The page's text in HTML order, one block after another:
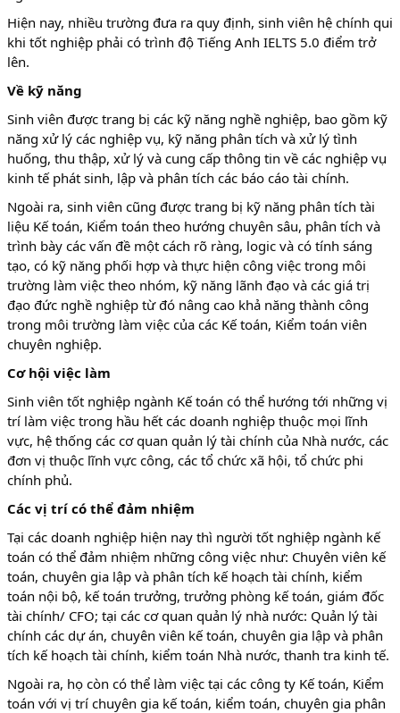
Hiện nay, nhiều trường đưa ra quy định, sinh viên hệ chính qui
khi tốt nghiệp phải có trình độ Tiếng Anh IELTS 5.0 điểm trở
lên.
Về kỹ năng
Sinh viên được trang bị các kỹ năng nghề nghiệp, bao gồm kỹ
năng xử lý các nghiệp vụ, kỹ năng phân tích và xử lý tình
huống, thu thập, xử lý và cung cấp thông tin về các nghiệp vụ
kinh tế phát sinh, lập và phân tích các báo cáo tài chính.
Ngoài ra, sinh viên cũng được trang bị kỹ năng phân tích tài
liệu Kế toán, Kiểm toán theo hướng chuyên sâu, phân tích và
trình bày các vấn đề một cách rõ ràng, logic và có tính sáng
tạo, có kỹ năng phối hợp và thực hiện công việc trong môi
trường làm việc theo nhóm, kỹ năng lãnh đạo và các giá trị
đạo đức nghề nghiệp từ đó nâng cao khả năng thành công
trong môi trường làm việc của các Kế toán, Kiểm toán viên
chuyên nghiệp.
Cơ hội việc làm
Sinh viên tốt nghiệp ngành Kế toán có thể hướng tới những vị
trí làm việc trong hầu hết các doanh nghiệp thuộc mọi lĩnh
vực, hệ thống các cơ quan quản lý tài chính của Nhà nước, các
đơn vị thuộc lĩnh vực công, các tổ chức xã hội, tổ chức phi
chính phủ.
Các vị trí có thể đảm nhiệm
Tại các doanh nghiệp hiện nay thì người tốt nghiệp ngành kế
toán có thể đảm nhiệm những công việc như: Chuyên viên kế
toán, chuyên gia lập và phân tích kế hoạch tài chính, kiểm
toán nội bộ, kế toán trưởng, trưởng phòng kế toán, giám đốc
tài chính/ CFO; tại các cơ quan quản lý nhà nước: Quản lý tài
chính các dự án, chuyên viên kế toán, chuyên gia lập và phân
tích kế hoạch tài chính, kiểm toán Nhà nước, thanh tra kinh tế.
Ngoài ra, họ còn có thể làm việc tại các công ty Kế toán, Kiểm
toán với vị trí chuyên gia kế toán, kiểm toán, chuyên gia phân